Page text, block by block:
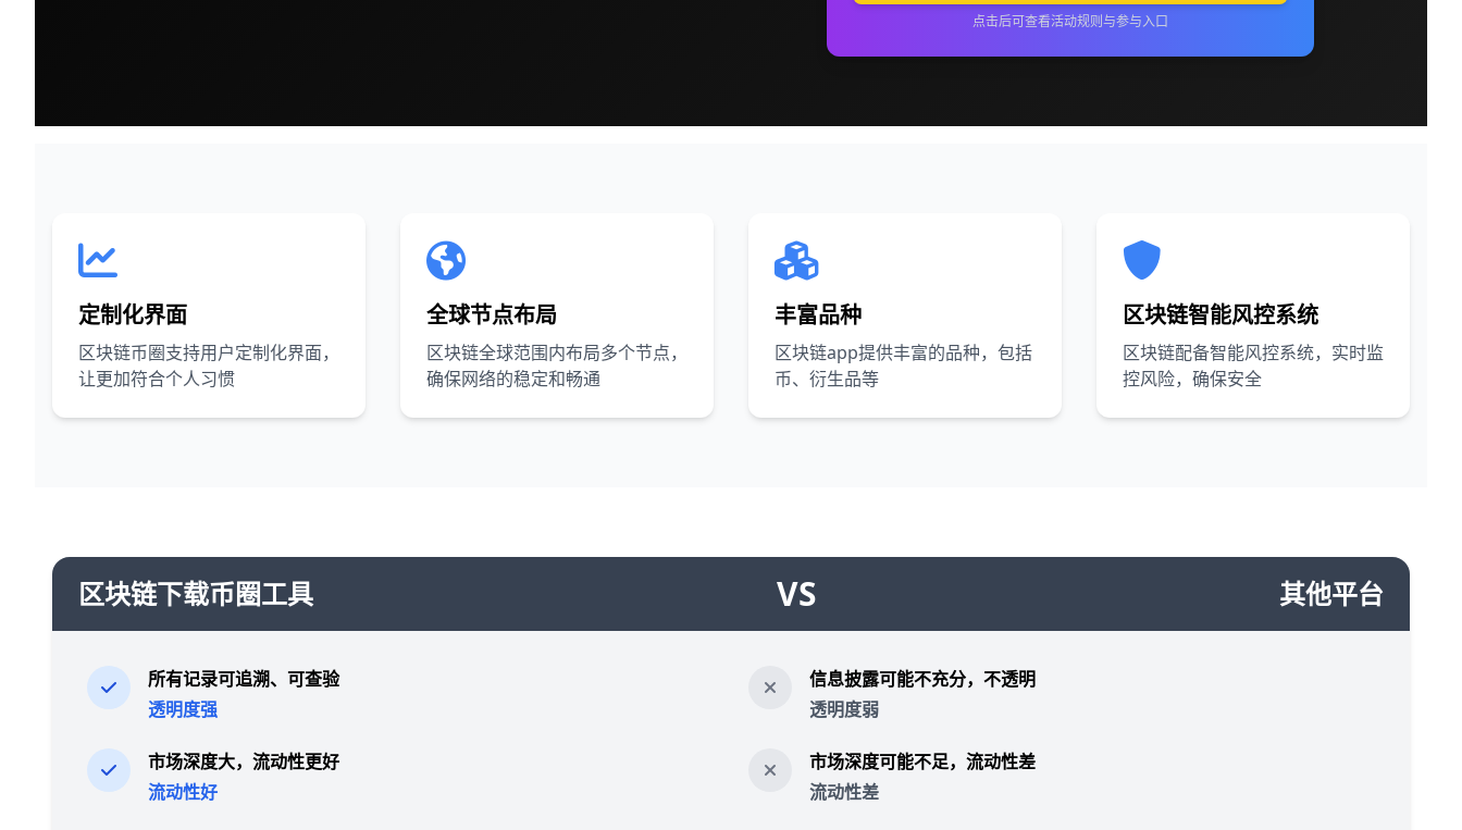
点击后可查看活动规则与参与入口
定制化界面
区块链币圈支持用户定制化界面，
让更加符合个人习惯
全球节点布局
区块链全球范围内布局多个节点，
确保网络的稳定和畅通
丰富品种
区块链app提供丰富的品种，包括
币、衍生品等
区块链智能风控系统
区块链配备智能风控系统，实时监
控风险，确保安全
区块链下载币圈工具 VS 其他平台
所有记录可追溯、可查验
透明度强
市场深度大，流动性更好
流动性好
信息披露可能不充分，不透明
透明度弱
市场深度可能不足，流动性差
流动性差